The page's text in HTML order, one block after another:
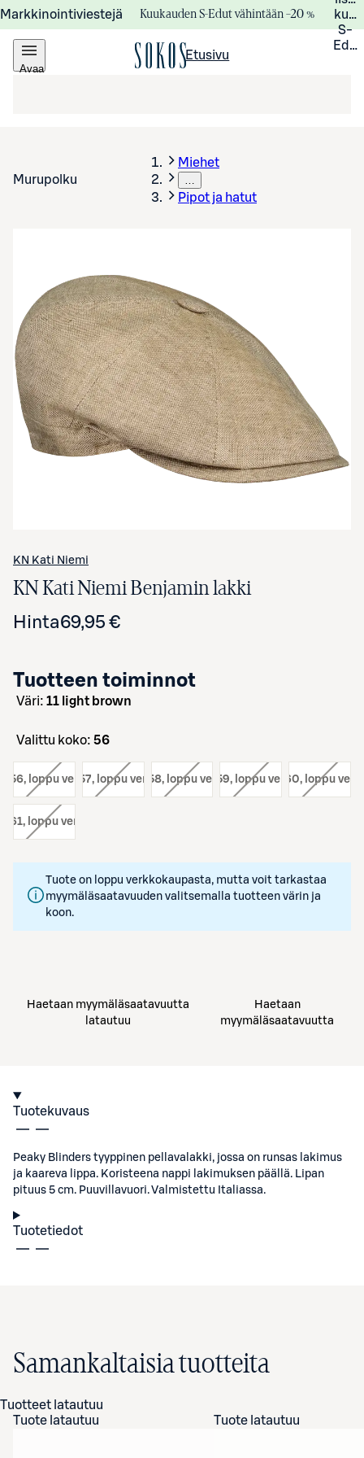
Markkinointiviestejä Kuukauden S-Edut vähintään –20 %
S-
Avaa
Etusivu
Murupolku
Miehet
…
Pipot ja hatut
Avaa tuotekuva suurennettuna
KN Kati Niemi
KN Kati Niemi Benjamin lakki
Hinta69,95 €
Tuotteen toiminnot
väri: 11 light brown
Valittu koko: 56
56, loppu verkosta
koko: 57, loppu verkosta
koko: 58, loppu verkosta
koko: 59, loppu verkosta
koko: 60, loppu
61, loppu verkosta
Tuote on loppu verkkokaupasta, mutta voit tarkastaa
myymäläsaatavuuden valitsemalla tuotteen värin ja
koon.
Haetaan myymäläsaatavuutta
latautuu
Haetaan
myymäläsaatavuutta
Tuotekuvaus
Peaky Blinders tyyppinen pellavalakki, jossa on runsas lakimus
ja kaareva lippa. Koristeena nappi lakimuksen päällä. Lipan
pituus 5 cm. Puuvillavuori. Valmistettu Italiassa.
Tuotetiedot
Samankaltaisia tuotteita
Tuotteet latautuu
Tuote latautuu
Tuote latautuu